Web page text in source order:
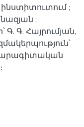
;
;
Գ. Հայրումյան,